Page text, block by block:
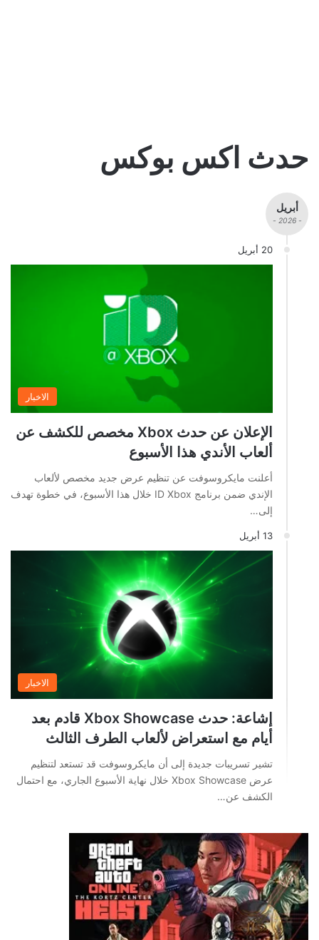
حدث اكس بوكس
أبريل
- 2026 -
20 أبريل
الاخبار
الإعلان عن حدث Xbox مخصص للكشف عن
ألعاب الأندي هذا الأسبوع
أعلنت مايكروسوفت عن تنظيم عرض جديد مخصص لألعاب
الإندي ضمن برنامج ID Xbox خلال هذا الأسبوع، في خطوة تهدف
إلى…
13 أبريل
الاخبار
إشاعة: حدث Xbox Showcase قادم بعد
أيام مع استعراض لألعاب الطرف الثالث
تشير تسريبات جديدة إلى أن مايكروسوفت قد تستعد لتنظيم
عرض Xbox Showcase خلال نهاية الأسبوع الجاري، مع احتمال
الكشف عن…